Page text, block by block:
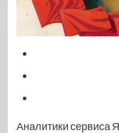
Аналитики сервиса